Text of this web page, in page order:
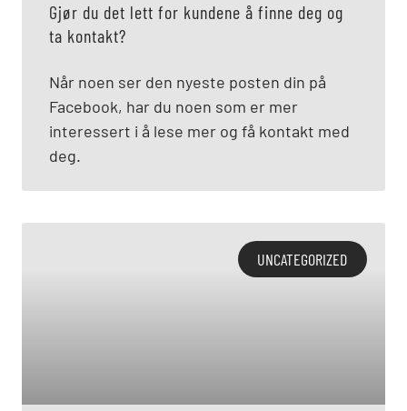
Gjør du det lett for kundene å finne deg og
ta kontakt?
Når noen ser den nyeste posten din på
Facebook, har du noen som er mer
interessert i å lese mer og få kontakt med
deg.
UNCATEGORIZED